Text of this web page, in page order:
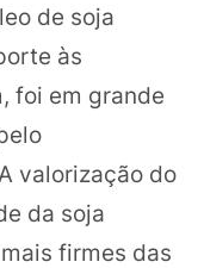
de soja
às
foi em grande
valorização do
da soja
firmes das